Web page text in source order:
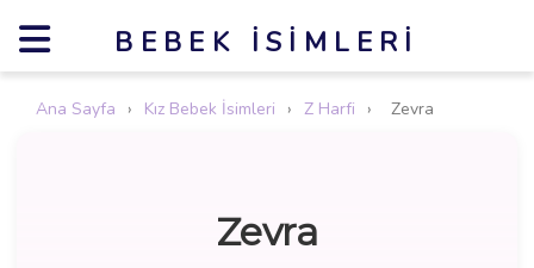
BEBEK İSIMLERI
Ana Sayfa › Kız Bebek İsimleri › Z Harfi › Zevra
Zevra